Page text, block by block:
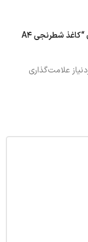
اولین نفری باشید که دیدگاهی را ارسال می کنید برای “کاغذ شطرنجی A4
علامت‌گذاری